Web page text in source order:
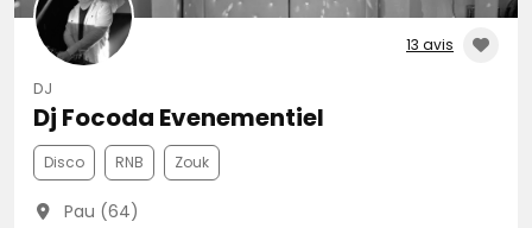
13 avis
DJ
Dj Focoda Evenementiel
Disco RNB Zouk
Pau (64)